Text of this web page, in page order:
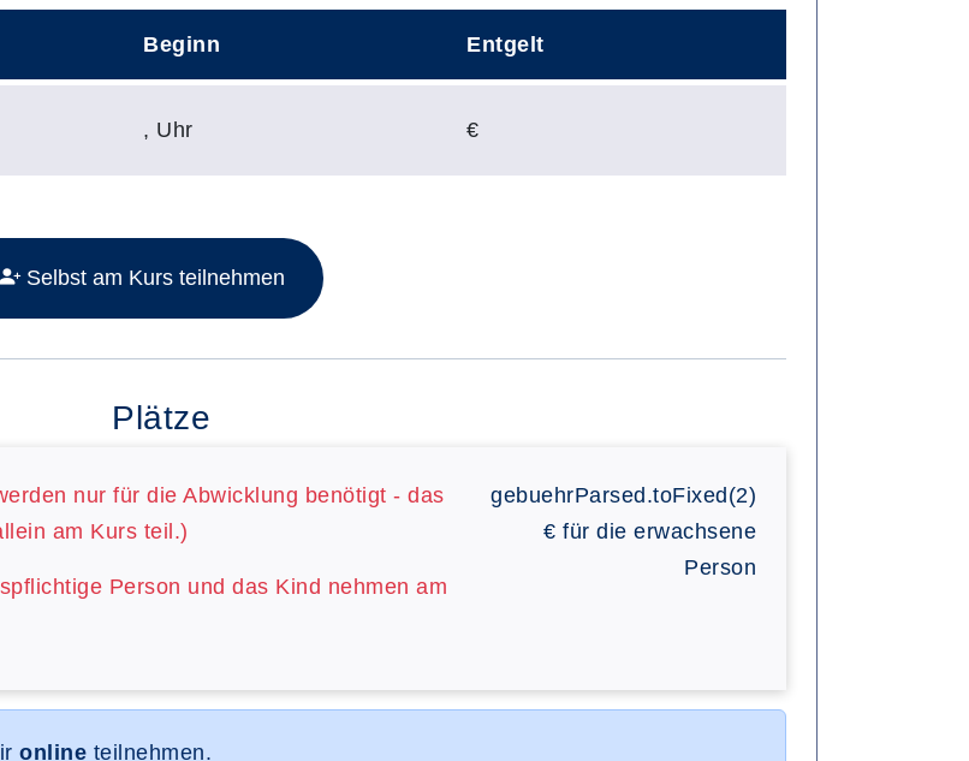
Beginn Entgelt
zu folgendem Kurs aufrufen:
, Uhr €
Selbst am Kurs teilnehmen
Plätze
nur für die Abwicklung benötigt - das
am Kurs teil.)
Person und das Kind nehmen am
gebuehrParsed.toFixed(2)
€ für die erwachsene
Person
online teilnehmen.